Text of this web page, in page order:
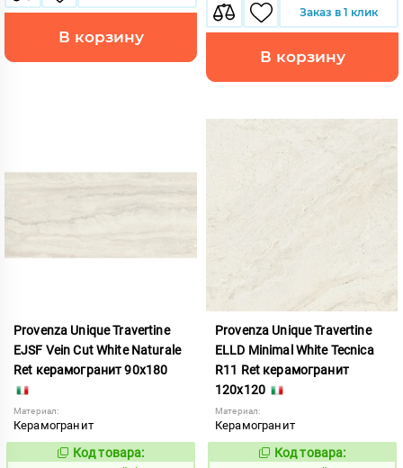
В корзину
Заказ в 1 клик
В корзину
Provenza Unique Travertine
EJSF Vein Cut White Naturale
Ret керамогранит 90x180
Материал:
Керамогранит
989862
Код товара:
Provenza Unique Travertine
ELLD Minimal White Tecnica
R11 Ret керамогранит
120x120
Материал:
Керамогранит
991889
Код товара: